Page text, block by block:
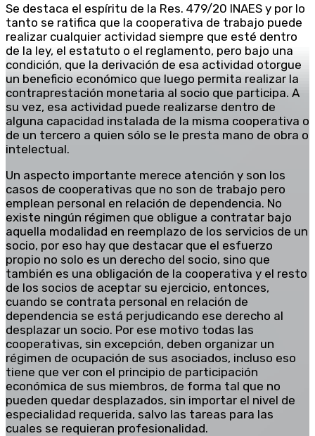
Se destaca el espíritu de la Res. 479/20 INAES y por lo
tanto se ratifica que la cooperativa de trabajo puede
realizar cualquier actividad siempre que esté dentro
de la ley, el estatuto o el reglamento, pero bajo una
condición, que la derivación de esa actividad otorgue
un beneficio económico que luego permita realizar la
contraprestación monetaria al socio que participa. A
su vez, esa actividad puede realizarse dentro de
alguna capacidad instalada de la misma cooperativa o
de un tercero a quien sólo se le presta mano de obra o
intelectual.
Un aspecto importante merece atención y son los
casos de cooperativas que no son de trabajo pero
emplean personal en relación de dependencia. No
existe ningún régimen que obligue a contratar bajo
aquella modalidad en reemplazo de los servicios de un
socio, por eso hay que destacar que el esfuerzo
propio no solo es un derecho del socio, sino que
también es una obligación de la cooperativa y el resto
de los socios de aceptar su ejercicio, entonces,
cuando se contrata personal en relación de
dependencia se está perjudicando ese derecho al
desplazar un socio. Por ese motivo todas las
cooperativas, sin excepción, deben organizar un
régimen de ocupación de sus asociados, incluso eso
tiene que ver con el principio de participación
económica de sus miembros, de forma tal que no
pueden quedar desplazados, sin importar el nivel de
especialidad requerida, salvo las tareas para las
cuales se requieran profesionalidad.